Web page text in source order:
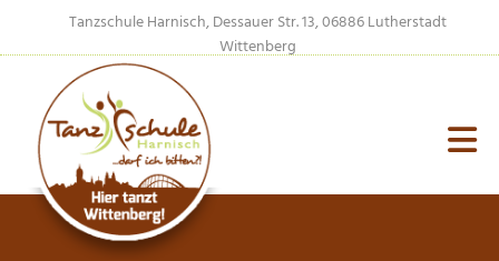
Zum Inhalt springen
Tanzschule Harnisch, Dessauer Str. 13, 06886 Lutherstadt
Wittenberg